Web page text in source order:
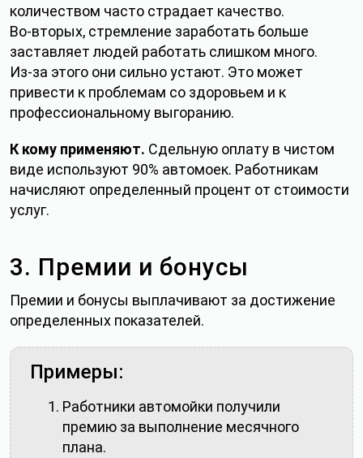
количеством часто страдает качество.
Во‑вторых, стремление заработать больше
заставляет людей работать слишком много.
Из‑за этого они сильно устают. Это может
привести к проблемам со здоровьем и к
профессиональному выгоранию.
К кому применяют. Сдельную оплату в чистом
виде используют 90% автомоек. Работникам
начисляют определенный процент от стоимости
услуг.
3. Премии и бонусы
Премии и бонусы выплачивают за достижение
определенных показателей.
Примеры:
Работники автомойки получили
премию за выполнение месячного
плана.